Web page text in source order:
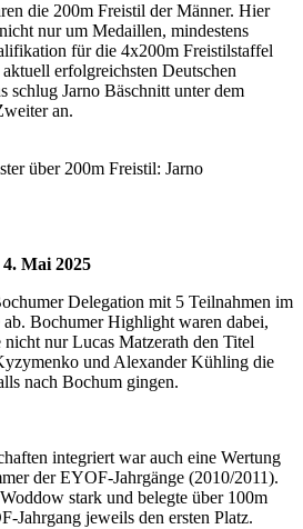
die 200m Freistil der Männer. Hier
nur um Medaillen, mindestens
für die 4x200m Freistilstaffel
erfolgreichsten Deutschen
schlug Jarno Bäschnitt unter dem
an.
über 200m Freistil: Jarno
Mai 2025
Delegation mit 5 Teilnahmen im
Bochumer Highlight waren dabei,
nur Lucas Matzerath den Titel
und Alexander Kühling die
nach Bochum gingen.
integriert war auch eine Wertung
der EYOF-Jahrgänge (2010/2011).
stark und belegte über 100m
Jahrgang jeweils den ersten Platz.